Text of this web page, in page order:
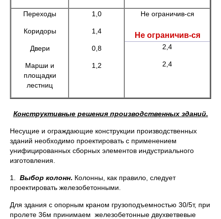
Переходы
Коридоры
Двери
Марши и
площадки
лестниц
1,0
1,4
0,8
1,2
Не ограничив-ся
Не ограничив-ся
2,4
2,4
Конструктивные решения производственных зданий.
Несущие и ограждающие конструкции производственных
зданий необходимо проектировать с применением
унифицированных сборных элементов индустриального
изготовления.
1. Выбор колонн. Колонны, как правило, следует
проектировать железобетонными.
Для здания с опорным краном грузоподъемностью 30/5т, при
пролете 36м принимаем железобетонные двухветвевые